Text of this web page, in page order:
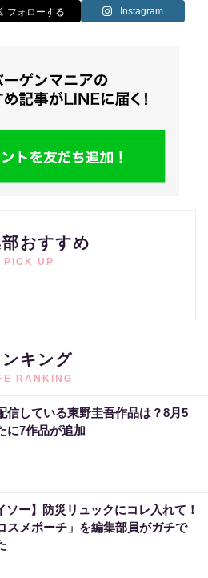
Instagram
おすすめ
PICK UP
ンキング
RANKING
信している東野圭吾作品は？8月5
に7作品が追加
ソー】防災リュックにコレ入れて！
スメポーチ」を編集部員がガチで